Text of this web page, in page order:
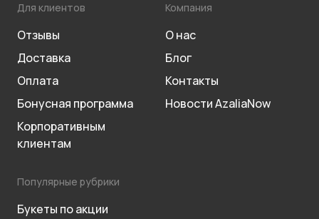
Для клиентов
Отзывы
Доставка
Оплата
Бонусная программа
Корпоративным
клиентам
Компания
О нас
Блог
Контакты
Новости AzaliaNow
Популярные рубрики
Букеты по акции